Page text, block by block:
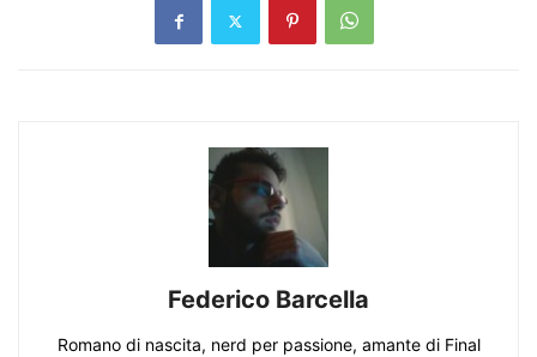
Federico Barcella
Romano di nascita, nerd per passione, amante di Final